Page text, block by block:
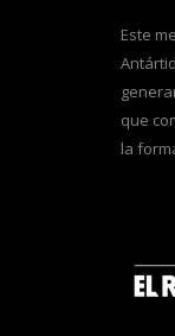
Este
que
la